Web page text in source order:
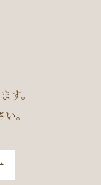
す。
。